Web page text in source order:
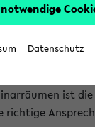
eKVV
von
ist
richtige
Datenschutz